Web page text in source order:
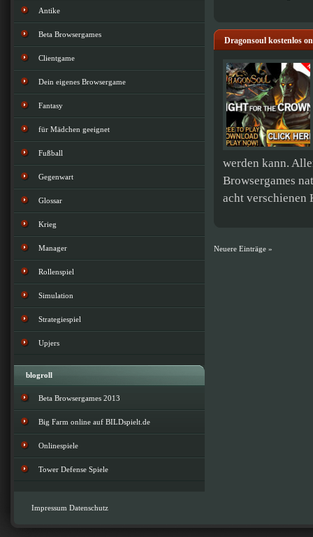
Dragonsoul kostenlos
werden kann.
Browsergames
acht verschienen
Neuere Einträge »
Antike
Beta Browsergames
Clientgame
Dein eigenes Browsergame
Fantasy
für Mädchen geeignet
Fußball
Gegenwart
Glossar
Krieg
Manager
Rollenspiel
Simulation
Strategiespiel
Upjers
blogroll
Beta Browsergames 2013
Big Farm online auf BILDspielt.de
Onlinespiele
Tower Defense Spiele
Impressum Datenschutz